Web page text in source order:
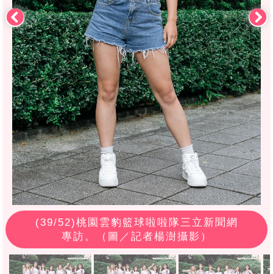
(39/52)桃園雲豹籃球啦啦隊三立新聞網
專訪。（圖／記者楊澍攝影）